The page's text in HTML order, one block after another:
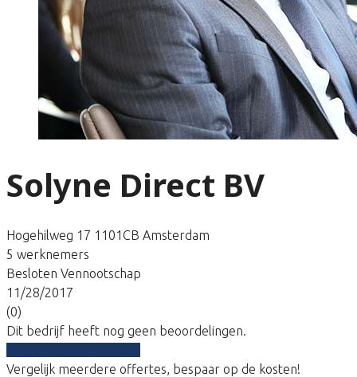
Solyne Direct BV
Hogehilweg 17 1101CB Amsterdam
5 werknemers
Besloten Vennootschap
11/28/2017
(0)
Dit bedrijf heeft nog geen beoordelingen.
Vergelijk meerdere offertes, bespaar op de kosten!